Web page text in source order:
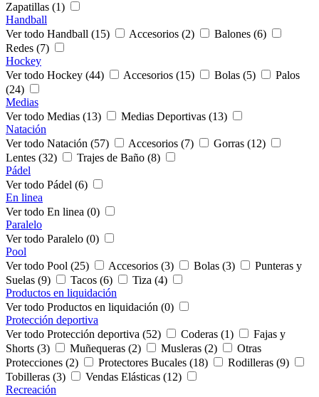
Zapatillas (1)
Handball
Ver todo Handball (15)
Accesorios (2)
Balones (6)
Redes (7)
Hockey
Ver todo Hockey (44)
Accesorios (15) Bolas (5)
Palos
(24)
Medias
Ver todo Medias (13)
Medias Deportivas (13)
Natación
Ver todo Natación (57)
Accesorios (7)
Gorras (12)
Lentes (32)
Trajes de Baño (8)
Pádel
Ver todo Pádel (6)
En linea
Ver todo En linea (0)
Paralelo
Ver todo Paralelo (0)
Pool
Ver todo Pool (25)
Accesorios (3) Bolas (3)
Punteras y
Suelas (9)
Tacos (6)
Tiza (4)
Productos en liquidación
Ver todo Productos en liquidación (0)
Protección deportiva
Ver todo Protección deportiva (52)
Coderas (1)
Fajas y
Shorts (3)
Muñequeras (2) Musleras (2)
Otras
Protecciones (2)
Protectores Bucales (18)
Rodilleras (9)
Tobilleras (3)
Vendas Elásticas (12)
Recreación